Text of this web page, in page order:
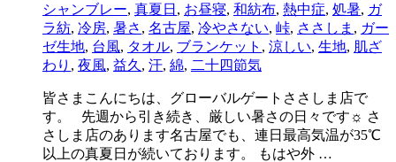
シャンブレー, 真夏日 , お昼寝, 和紡布, 熱中症, 処暑, ガ
ラ紡, 冷房, 暑さ , 名古屋, 冷やさない, 峠, ささしま , ガー
ゼ生地, 台風, タオル, ブランケット , 涼しい, 生地, 肌ざ
わり , 夜風, 益久 , 汗, 綿, 二十四節気
皆さまこんにちは、グローバルゲートささしま店で
す。 先週から引き続き、厳しい暑さの日々です☼ さ
さしま店のあります名古屋でも、連日最高気温が35℃
以上の真夏日が続いております。 もはや外 …